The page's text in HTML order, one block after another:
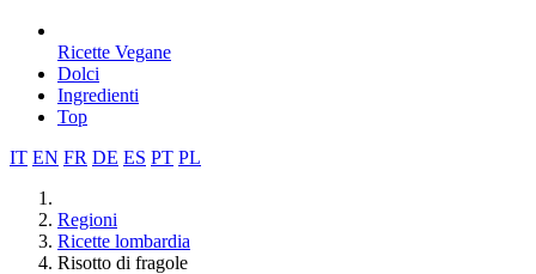
Ricette Vegane
Dolci
Ingredienti
Top
IT EN FR DE ES PT PL
Regioni
Ricette lombardia
Risotto di fragole